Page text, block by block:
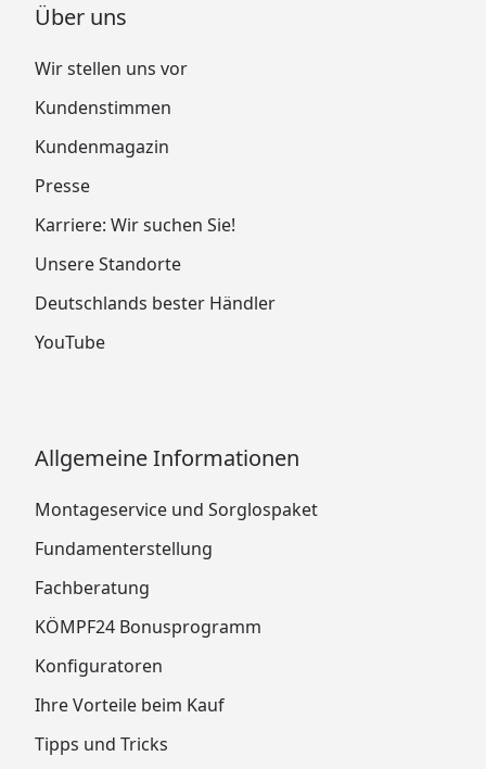
Über uns
Wir stellen uns vor
Kundenstimmen
Kundenmagazin
Presse
Karriere: Wir suchen Sie!
Unsere Standorte
Deutschlands bester Händler
YouTube
Allgemeine Informationen
Montageservice und Sorglospaket
Fundamenterstellung
Fachberatung
KÖMPF24 Bonusprogramm
Konfiguratoren
Ihre Vorteile beim Kauf
Tipps und Tricks